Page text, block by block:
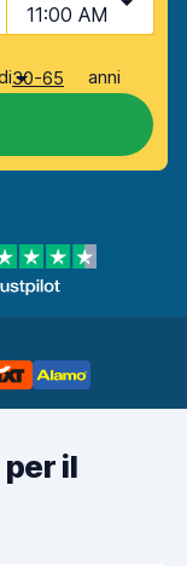
11:00 AM
30-65 anni
il